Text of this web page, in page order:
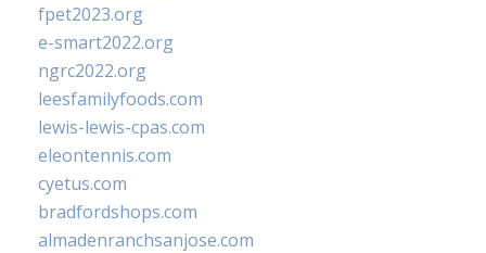
fpet2023.org
e-smart2022.org
ngrc2022.org
leesfamilyfoods.com
lewis-lewis-cpas.com
eleontennis.com
cyetus.com
bradfordshops.com
almadenranchsanjose.com